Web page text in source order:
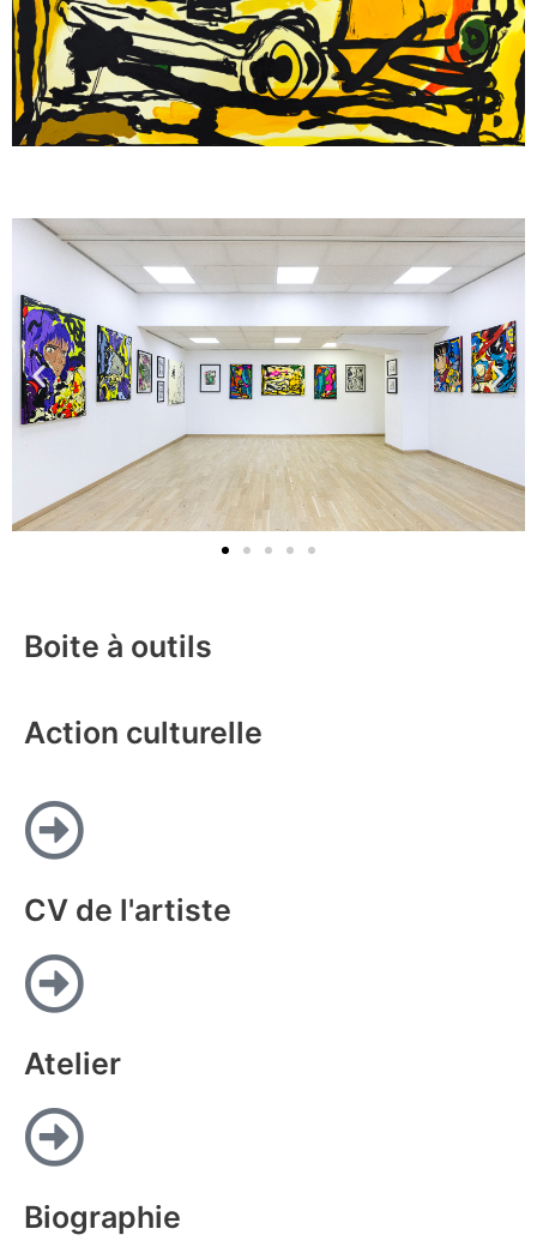
Boite à outils
Action culturelle
CV de l'artiste
Atelier
Biographie